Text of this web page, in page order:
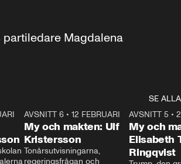
partiledare Magdalena
SE ALLA
24:30 27:30
AVSNITT 6 •12 FEBRUARI
My och makten: Ulf
Kristersson
Tonårsutvisningarna,
regeringsfrågan och
AVSNITT 5 •
My och
Elisabeth
Ringqvist